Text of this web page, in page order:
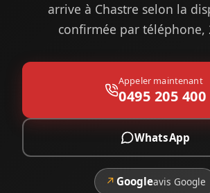
arrive à Chastre selon la
confirmée par téléphone,
Appeler maintenant
0495 205 400
WhatsApp
↗ Googleavis Google